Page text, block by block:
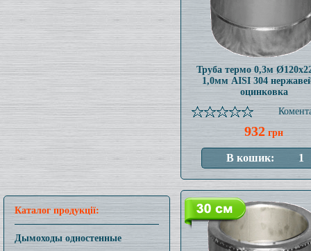
Каталог продукції:
Дымоходы одностенные
Труба термо 0,3м
1,0мм AISI 304
оцинковка
932грн